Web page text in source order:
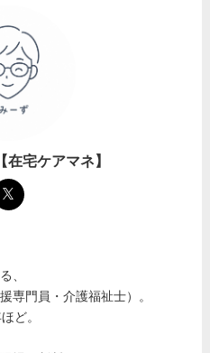
宅ケアマネ】
、
専門員・介護福祉士）。
ど。